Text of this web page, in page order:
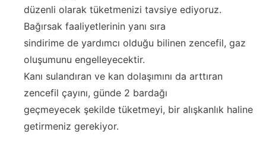
düzenli olarak tüketmenizi tavsiye ediyoruz.
Bağırsak faaliyetlerinin yanı sıra
sindirime de yardımcı olduğu bilinen zencefil, gaz
oluşumunu engelleyecektir.
Kanı sulandıran ve kan dolaşımını da arttıran
zencefil çayını, günde 2 bardağı
geçmeyecek şekilde tüketmeyi, bir alışkanlık haline
getirmeniz gerekiyor.